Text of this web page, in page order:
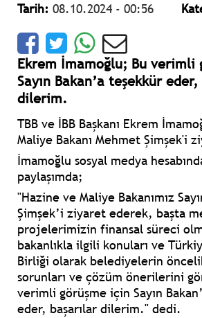
Tarih: 08.10.2024 - 00:56
Ekrem İmamoğlu; Bu verimli
Sayın Bakan’a teşekkür
dilerim.
TBB ve İBB Başkanı Ekrem
Maliye Bakanı Mehmet Şimşek'i
İmamoğlu sosyal medya
paylaşımda;
"Hazine ve Maliye Bakanımız
Şimşek’i ziyaret ederek, başta
projelerimizin finansal süreci
bakanlıkla ilgili konuları ve
Birliği olarak belediyelerin
sorunları ve çözüm önerilerini
verimli görüşme için Sayın
eder, başarılar dilerim." dedi.